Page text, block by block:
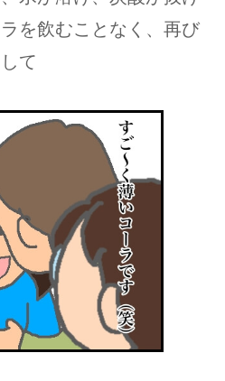
を飲むことなく、再び
て